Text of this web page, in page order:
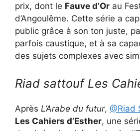
prix, dont le Fauve d’Or au
d’Angoulême. Cette série a
public grâce à son ton juste,
parfois caustique, et à sa
des sujets complexes avec
Riad sattouf Les
Après L’Arabe du futur, @Riad
Les Cahiers d’Esther, une